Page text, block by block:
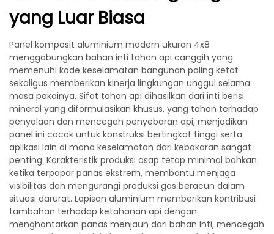
yang Luar Biasa
Panel komposit aluminium modern ukuran 4x8
menggabungkan bahan inti tahan api canggih yang
memenuhi kode keselamatan bangunan paling ketat
sekaligus memberikan kinerja lingkungan unggul selama
masa pakainya. Sifat tahan api dihasilkan dari inti berisi
mineral yang diformulasikan khusus, yang tahan terhadap
penyalaan dan mencegah penyebaran api, menjadikan
panel ini cocok untuk konstruksi bertingkat tinggi serta
aplikasi lain di mana keselamatan dari kebakaran sangat
penting. Karakteristik produksi asap tetap minimal bahkan
ketika terpapar panas ekstrem, membantu menjaga
visibilitas dan mengurangi produksi gas beracun dalam
situasi darurat. Lapisan aluminium memberikan kontribusi
tambahan terhadap ketahanan api dengan
menghantarkan panas menjauh dari bahan inti, mencegah